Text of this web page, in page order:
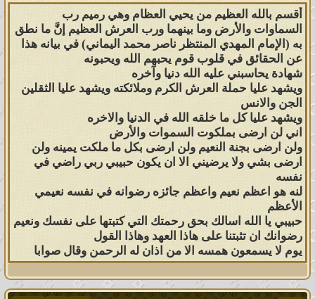
أقسم بالله العظيم من يحيي العظام وهي رميم رب
السماوات والأرض وما بينهما ورب العرش العظيم إنَّ ما نطق
به (الإمام المهدي المنتظر ناصر محمد اليماني) في بيانه هذا
عن الحقائق في قلوب قوم يحبهم الله ويحبونه
شهادة يحاسبني عليه الله دنيا وآخره
ويشهد عليا حملة العرش الكرم وملائكته ويشهد عليا الثقلين
الجن والانس
ويشهد عليا كل ما خلقه الله في الدنيا والاخره
اني لن ارضى بملكوت السموات والأرض
ولن ارضى بجنة النعيم ولن ارضى بكل ما ملكت يمينه ولن
ارضى بشي ولا يرضيني الا ان يكون حبيبي ربي راضي في
نفسه
لنه هو اعظم نعيم واعظم جائزه رضوانه في نفسه نعيمي
الأعظم
حبيبي يا الله اسالك بحق رحمتك التي كتبتها على نفسك ونعيم
رضوانك ان تثبتنا على هاذا العهد وهاذا القول
يوم لا يسمعون همسه الا من اذان له الرحمن وقال صوابا